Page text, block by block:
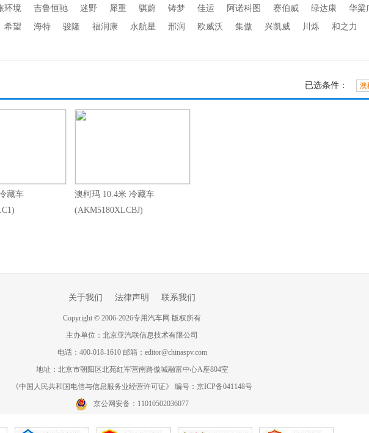
环境 吉鲁恒驰 迷野 犀重 骐蔚 铸梦 佳运 阿诺科图 赛伯威 绿达康
华梁
希望 海特 骏隆 福润康 永航星 邢润 欧威沃 集傲 兴凯威 川烁 和之力
已选条件： 澳
藏车
澳柯玛 10.4米 冷藏车
(AKM5180XLCBJ)
关于我们 法律声明 联系我们
Copyright © 2006-2026专用汽车网 版权所有
主办单位：北京亚汽联信息技术有限公司
电话：400-018-1610 邮箱：editor@chinaspv.com
地址：北京市朝阳区北苑红军营南路傲城融富中心A座804室
《中国人民共和国电信与信息服务业经营许可证》 编号：京ICP备041148号
京公网安备：11010502036077